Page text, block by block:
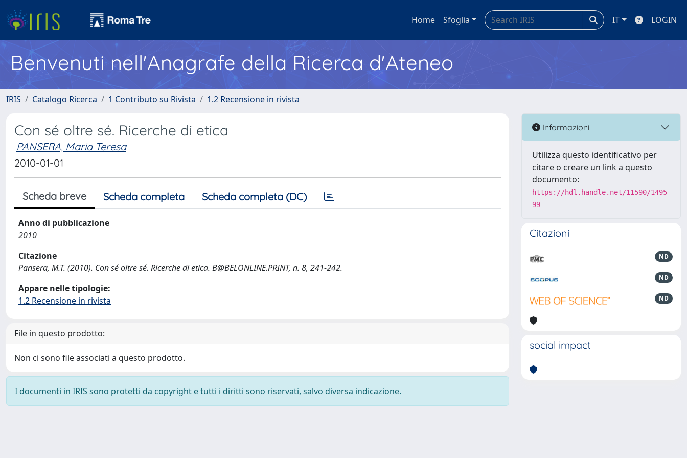
Home Sfoglia IT LOGIN
Benvenuti nell'Anagrafe della Ricerca d'Ateneo
IRIS Catalogo Ricerca 1 Contributo su Rivista 1.2 Recensione in rivista
Con sé oltre sé. Ricerche di etica
PANSERA, Maria Teresa
2010-01-01
Scheda breve Scheda completa Scheda completa (DC)
Anno di pubblicazione
2010
Citazione
Pansera, M.T. (2010). Con sé oltre sé. Ricerche di etica. B@BELONLINE.PRINT, n. 8, 241-242.
Appare nelle tipologie:
1.2 Recensione in rivista
File in questo prodotto:
Non ci sono file associati a questo prodotto.
I documenti in IRIS sono protetti da copyright e tutti i diritti sono riservati, salvo diversa indicazione.
Informazioni
Utilizza questo identificativo per
citare o creare un link a questo
documento:
https://hdl.handle.net/11590/1495
99
Citazioni
ND
ND
ND
social impact